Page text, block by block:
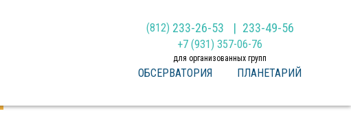
(812) 233-26-53 233-49-56
+7 (931) 357-06-76
для организованных групп
ОБСЕРВАТОРИЯ ПЛАНЕТАРИЙ